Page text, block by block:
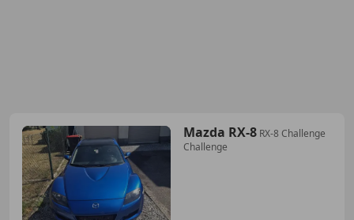
Mazda RX-8 RX-8 Challenge
Challenge